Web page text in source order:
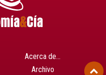
Acerca de…
Archivo